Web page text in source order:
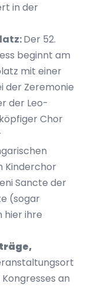
in der
Der 52.
beginnt am
mit einer
der Zeremonie
der Leo-
Chor
Kinderchor
Sancte der
(sogar
hier ihre
an